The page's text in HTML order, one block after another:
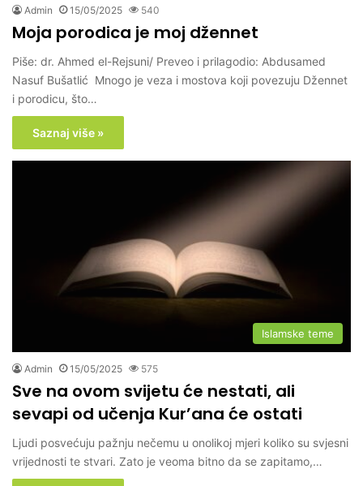
Admin 15/05/2025 540
Moja porodica je moj džennet
Piše: dr. Ahmed el-Rejsuni/ Preveo i prilagodio: Abdusamed
Nasuf Bušatlić Mnogo je veza i mostova koji povezuju Džennet
i porodicu, što…
Saznaj više »
Islamske teme
Admin 15/05/2025 575
Sve na ovom svijetu će nestati, ali
sevapi od učenja Kur’ana će ostati
Ljudi posvećuju pažnju nečemu u onolikoj mjeri koliko su svjesni
vrijednosti te stvari. Zato je veoma bitno da se zapitamo,…